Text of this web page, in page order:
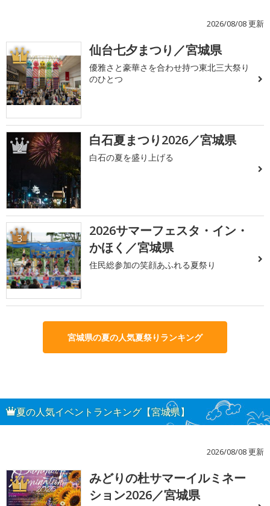
2026/08/08 更新
1 仙台七夕まつり／宮城県
優雅さと豪華さを合わせ持つ東北三大祭り
のひとつ
2 白石夏まつり2026／宮城県
白石の夏を盛り上げる
3
2026サマーフェスタ・イン・
かほく／宮城県
住民総参加の笑顔あふれる夏祭り
宮城県の夏の人気夏祭りランキング
夏の人気イベントランキング【宮城県】
2026/08/08 更新
1
みどりの杜サマーイルミネー
ション2026／宮城県